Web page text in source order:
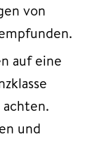
von
auf eine
und